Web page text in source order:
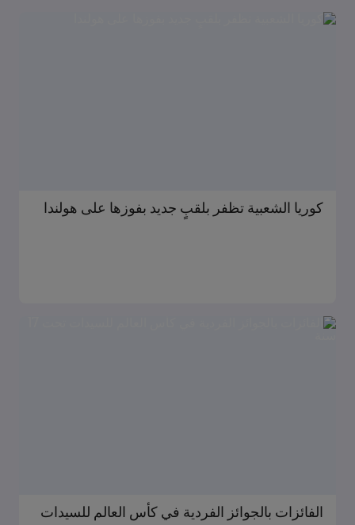
كوريا الشعبية تظفر بلقبٍ جديد بفوزها على هولندا
الفائزات بالجوائز الفردية في كأس العالم للسيدات